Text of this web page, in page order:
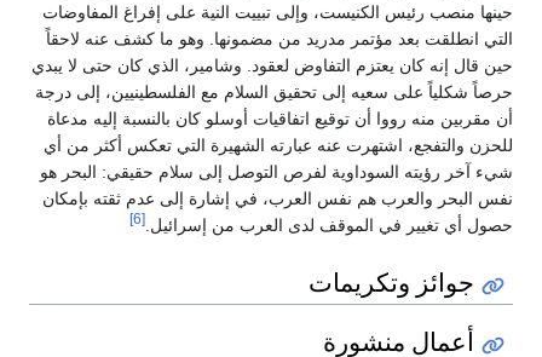
منصب رئيس الكنيست، وإلى تبييت النية على إفراغ المفاوضات
انطلقت بعد مؤتمر مدريد من مضمونها. وهو ما كشف عنه لاحقاً
قال إنه كان يعتزم التفاوض لعقود. وشامير، الذي كان حتى لا يبدي
شكلياً على سعيه إلى تحقيق السلام مع الفلسطينيين، إلى درجة
مقربين منه رووا أن توقيع اتفاقيات أوسلو كان بالنسبة إليه مدعاة
والتفجع، اشتهرت عنه عبارته الشهيرة التي تعكس أكثر من أي
آخر رؤيته السوداوية لفرص التوصل إلى سلام حقيقي: البحر هو
البحر والعرب هم نفس العرب، في إشارة إلى عدم ثقته بإمكان
أي تغيير في الموقف لدى العرب من إسرائيل.
جوائز وتكريمات
أعمال منشورة